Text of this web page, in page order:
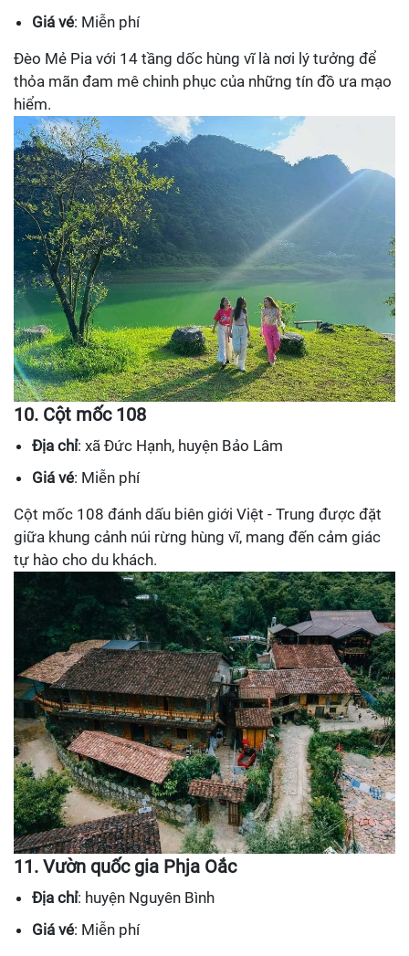
Giá vé: Miễn phí
Đèo Mẻ Pia với 14 tầng dốc hùng vĩ là nơi lý tưởng để
thỏa mãn đam mê chinh phục của những tín đồ ưa mạo
hiểm.
10. Cột mốc 108
Địa chỉ: xã Đức Hạnh, huyện Bảo Lâm
Giá vé: Miễn phí
Cột mốc 108 đánh dấu biên giới Việt - Trung được đặt
giữa khung cảnh núi rừng hùng vĩ, mang đến cảm giác
tự hào cho du khách.
11. Vườn quốc gia Phja Oắc
Địa chỉ: huyện Nguyên Bình
Giá vé: Miễn phí